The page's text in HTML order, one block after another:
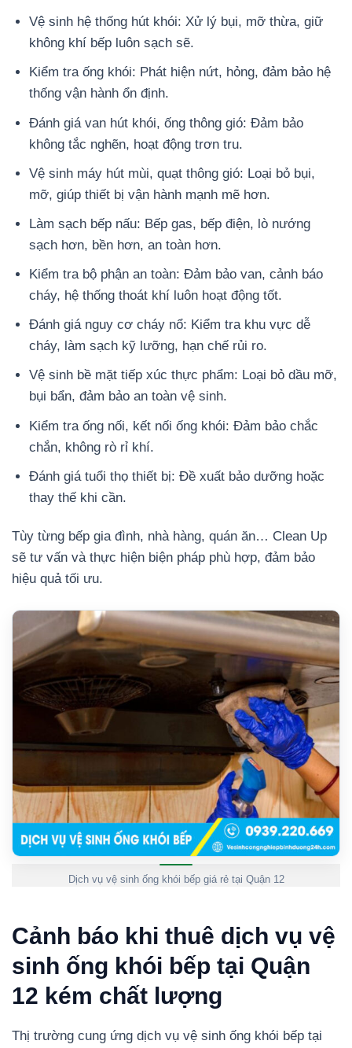
Vệ sinh hệ thống hút khói: Xử lý bụi, mỡ thừa, giữ
không khí bếp luôn sạch sẽ.
Kiểm tra ống khói: Phát hiện nứt, hỏng, đảm bảo hệ
thống vận hành ổn định.
Đánh giá van hút khói, ống thông gió: Đảm bảo
không tắc nghẽn, hoạt động trơn tru.
Vệ sinh máy hút mùi, quạt thông gió: Loại bỏ bụi,
mỡ, giúp thiết bị vận hành mạnh mẽ hơn.
Làm sạch bếp nấu: Bếp gas, bếp điện, lò nướng
sạch hơn, bền hơn, an toàn hơn.
Kiểm tra bộ phận an toàn: Đảm bảo van, cảnh báo
cháy, hệ thống thoát khí luôn hoạt động tốt.
Đánh giá nguy cơ cháy nổ: Kiểm tra khu vực dễ
cháy, làm sạch kỹ lưỡng, hạn chế rủi ro.
Vệ sinh bề mặt tiếp xúc thực phẩm: Loại bỏ dầu mỡ,
bụi bẩn, đảm bảo an toàn vệ sinh.
Kiểm tra ống nối, kết nối ống khói: Đảm bảo chắc
chắn, không rò rỉ khí.
Đánh giá tuổi thọ thiết bị: Đề xuất bảo dưỡng hoặc
thay thế khi cần.
Tùy từng bếp gia đình, nhà hàng, quán ăn… Clean Up
sẽ tư vấn và thực hiện biện pháp phù hợp, đảm bảo
hiệu quả tối ưu.
Dịch vụ vệ sinh ống khói bếp giá rẻ tại Quận 12
Cảnh báo khi thuê dịch vụ vệ
sinh ống khói bếp tại Quận
12 kém chất lượng
Thị trường cung ứng dịch vụ vệ sinh ống khói bếp tại